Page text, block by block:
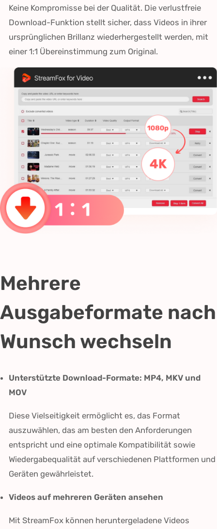
Keine Kompromisse bei der Qualität. Die verlustfreie
Download-Funktion stellt sicher, dass Videos in ihrer
ursprünglichen Brillanz wiederhergestellt werden, mit
einer 1:1 Übereinstimmung zum Original.
Mehrere
Ausgabeformate nach
Wunsch wechseln
Unterstützte Download-Formate: MP4, MKV und
MOV
Diese Vielseitigkeit ermöglicht es, das Format
auszuwählen, das am besten den Anforderungen
entspricht und eine optimale Kompatibilität sowie
Wiedergabequalität auf verschiedenen Plattformen und
Geräten gewährleistet.
Videos auf mehreren Geräten ansehen
Mit StreamFox können heruntergeladene Videos